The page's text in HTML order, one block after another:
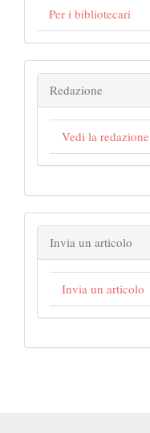
Per i bibliotecari
Redazione
Vedi la redazione
Invia un articolo
Invia un articolo